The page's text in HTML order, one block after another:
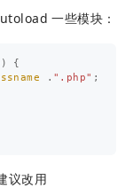
一些模块：
)
{
. ".php" ;
议改用